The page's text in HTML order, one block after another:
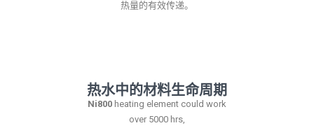
热量的有效传递。
热水中的材料生命周期
Ni800 heating element could work
over 5000 hrs,